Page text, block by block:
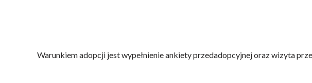
Warunkiem adopcji jest wypełnienie ankiety przedadopcyjnej oraz wizyta